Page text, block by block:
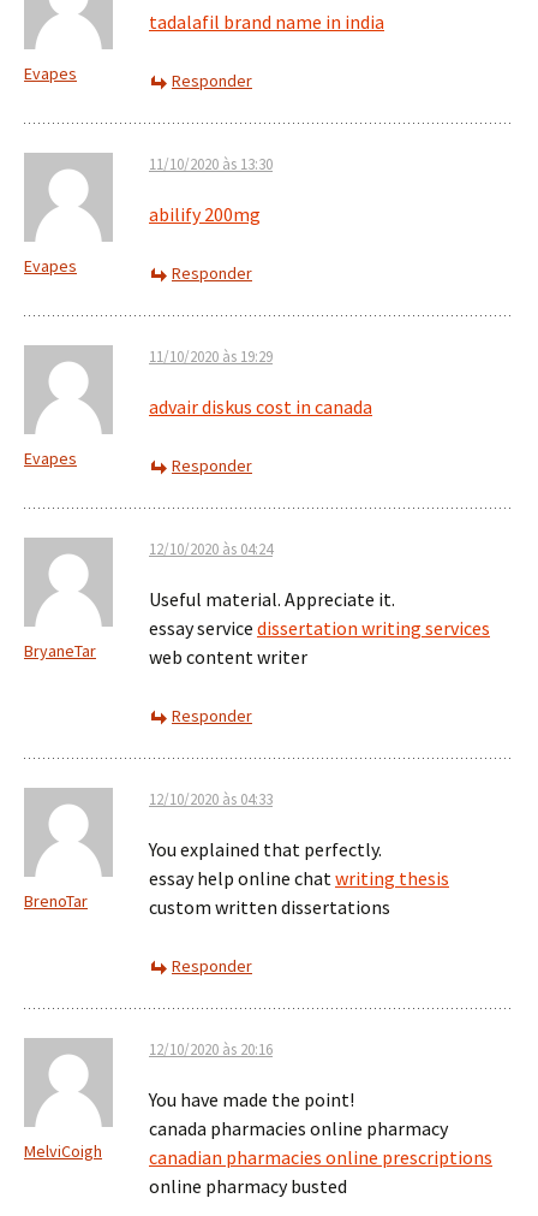
Evapes
tadalafil brand name in india
Responder
Evapes
11/10/2020 às 13:30
abilify 200mg
Responder
Evapes
11/10/2020 às 19:29
advair diskus cost in canada
Responder
BryaneTar
12/10/2020 às 04:24
Useful material. Appreciate it.
essay service dissertation writing services
web content writer
Responder
BrenoTar
12/10/2020 às 04:33
You explained that perfectly.
essay help online chatwriting thesis
custom written dissertations
Responder
MelviCoigh
12/10/2020 às 20:16
You have made the point!
canada pharmacies online pharmacy
canadian pharmacies online prescriptions
online pharmacy busted